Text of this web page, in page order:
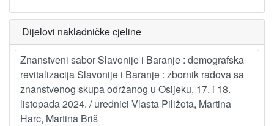
Dijelovi nakladničke cjeline
Znanstveni sabor Slavonije i Baranje : demografska
revitalizacija Slavonije i Baranje : zbornik radova sa
znanstvenog skupa održanog u Osijeku, 17. i 18.
listopada 2024. / urednici Vlasta Piližota, Martina
Harc, Martina Briš